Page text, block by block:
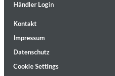
Bruce Liu
Genre:Classical
Händler Login
Kontakt
Impressum
Datenschutz
Cookie Settings